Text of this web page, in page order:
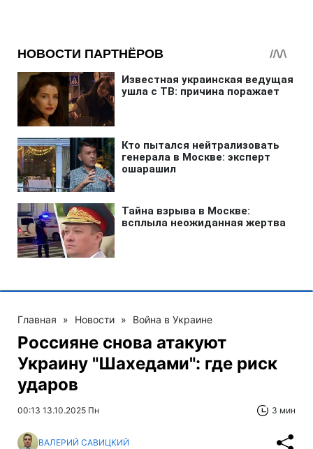
Главная » Новости » Война в Украине
Россияне снова атакуют
Украину "Шахедами": где риск
ударов
00:13 13.10.2025 Пн 3 мин
ВАЛЕРИЙ САВИЦКИЙ